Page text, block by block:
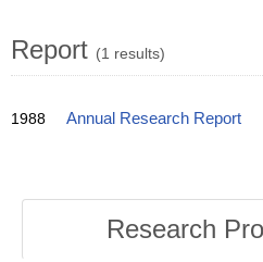
Report (1 results)
1988 Annual Research Report
Research